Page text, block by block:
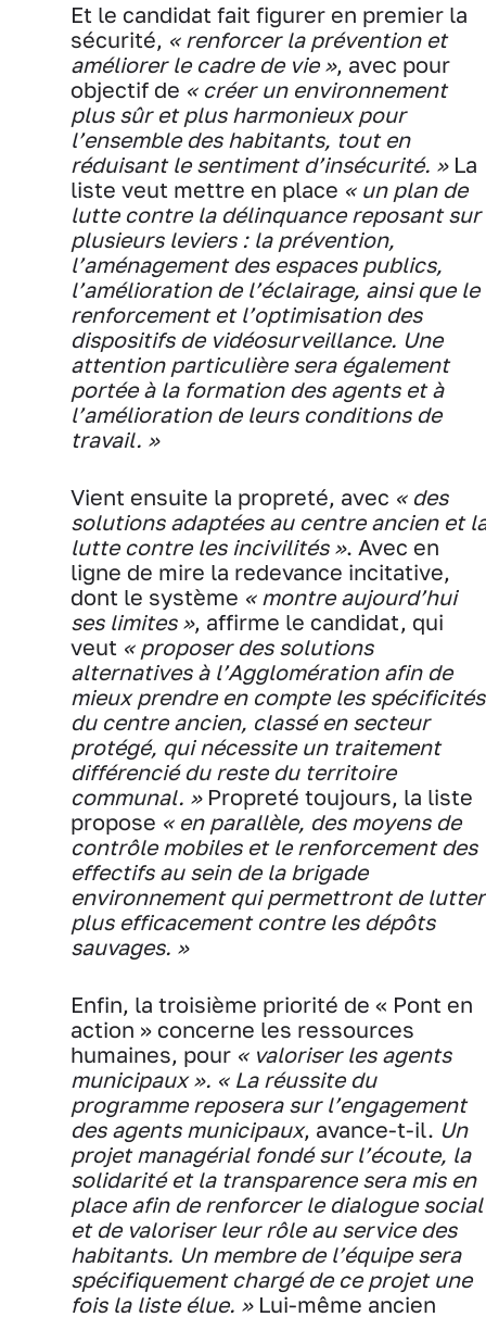
Et le candidat fait figurer en premier la
sécurité, « renforcer la prévention et
améliorer le cadre de vie », avec pour
objectif de « créer un environnement
plus sûr et plus harmonieux pour
l’ensemble des habitants, tout en
réduisant le sentiment d’insécurité. »La
liste veut mettre en place « un plan de
lutte contre la délinquance reposant sur
plusieurs leviers : la prévention,
l’aménagement des espaces publics,
l’amélioration de l’éclairage, ainsi que le
renforcement et l’optimisation des
dispositifs de vidéosurveillance. Une
attention particulière sera également
portée à la formation des agents et à
l’amélioration de leurs conditions de
travail. »
Vient ensuite la propreté, avec « des
solutions adaptées au centre ancien et
lutte contre les incivilités ». Avec en
ligne de mire la redevance incitative,
dont le système « montre aujourd’hui
ses limites », affirme le candidat, qui
veut « proposer des solutions
alternatives à l’Agglomération afin de
mieux prendre en compte les spécificités
du centre ancien, classé en secteur
protégé, qui nécessite un traitement
différencié du reste du territoire
communal. »Propreté toujours, la liste
propose « en parallèle, des moyens de
contrôle mobiles et le renforcement des
effectifs au sein de la brigade
environnement qui permettront de lutter
plus efficacement contre les dépôts
sauvages. »
Enfin, la troisième priorité de « Pont en
action » concerne les ressources
humaines, pour « valoriser les agents
municipaux ». « La réussite du
programme reposera sur l’engagement
des agents municipaux, avance-t-il. Un
projet managérial fondé sur l’écoute, la
solidarité et la transparence sera mis en
place afin de renforcer le dialogue social
et de valoriser leur rôle au service des
habitants. Un membre de l’équipe sera
spécifiquement chargé de ce projet une
fois la liste élue. »Lui-même ancien